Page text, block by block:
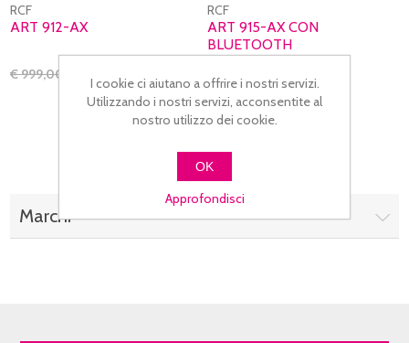
RCF
ART 912-AX
€ 999,00
RCF
ART 915-AX CON
BLUETOOTH
€ 1099,00
Marchi
I cookie ci aiutano a offrire i nostri servizi.
Utilizzando i nostri servizi, acconsentite al
nostro utilizzo dei cookie.
OK
Approfondisci